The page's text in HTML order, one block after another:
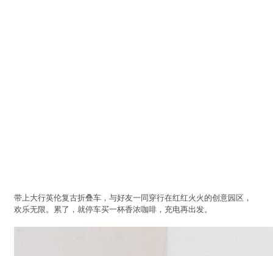
带上大行英伦复古折叠车，与好友一同穿行在红红火火的创意园区，
欢乐无限。累了，就停车买一杯香浓咖啡，充电再出发。